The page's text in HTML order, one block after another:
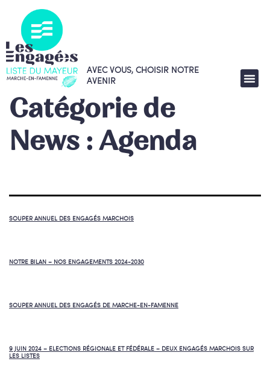
AVEC VOUS, CHOISIR NOTRE
AVENIR
Catégorie de
News :Agenda
SOUPER ANNUEL DES ENGAGÉS MARCHOIS
NOTRE BILAN – NOS ENGAGEMENTS 2024-2030
SOUPER ANNUEL DES ENGAGÉS DE MARCHE-EN-FAMENNE
9 JUIN 2024 – ELECTIONS RÉGIONALE ET FÉDÉRALE – DEUX ENGAGÉS MARCHOIS SUR
LES LISTES